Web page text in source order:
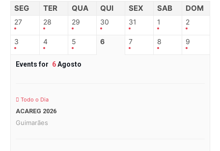
SEG TER QUA QUI SEX SAB DOM
27 28 29 30 31 1 2
3 4 5 6 7 8 9
Events for 6Agosto
Todo o Dia
ACAREG 2026
Guimarães